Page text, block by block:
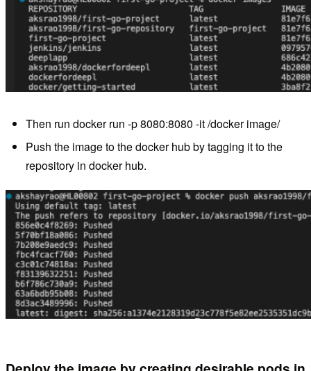
Then run docker run -p 8080:8080 -it /docker image/
Push the image to the docker hub by tagging it to the
repository in docker hub.